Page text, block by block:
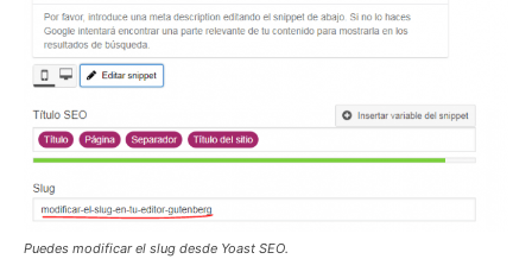
Puedes modificar el slug desde Yoast SEO.